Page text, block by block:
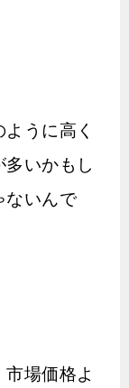
うに高く
いかもし
ないんで
場価格よ